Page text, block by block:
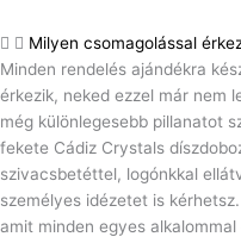
Milyen csomagolással
Minden rendelés ajándékra
érkezik, neked ezzel már nem
még különlegesebb pillanatot
fekete Cádiz Crystals
szivacsbetéttel, logónkkal
személyes idézetet is
amit minden egyes